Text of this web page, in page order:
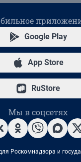
Google Play
App Store
RuStore
Мы в соцсетях
Роскомнадзора и